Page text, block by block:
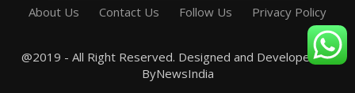
About Us Contact Us Follow Us Privacy Policy
@2019 - All Right Reserved. Designed and Developed by
ByNewsIndia